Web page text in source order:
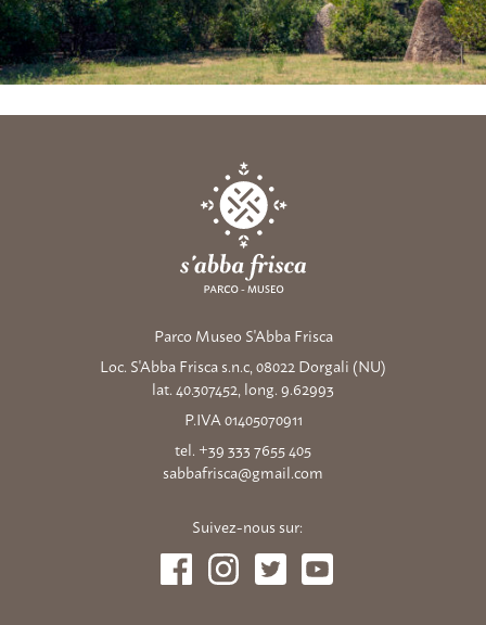
Parco Museo S'Abba Frisca
Loc. S'Abba Frisca s.n.c, 08022 Dorgali (NU)
lat. 40.307452, long. 9.62993
P.IVA 01405070911
tel. +39 333 7655 405
sabbafrisca@gmail.com
Suivez-nous sur: